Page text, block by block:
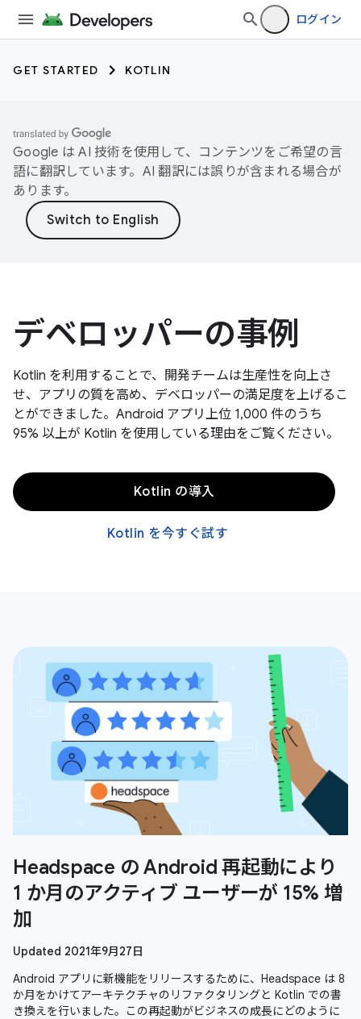
ログイン
GET STARTED KOTLIN
Google は AI 技術を使用して、コンテンツをご希望の言
語に翻訳しています。AI 翻訳には誤りが含まれる場合が
あります。
デベロッパーの事例
Kotlin を利用することで、開発チームは生産性を向上さ
せ、アプリの質を高め、デベロッパーの満足度を上げるこ
とができました。Android アプリ上位 1,000 件のうち
95% 以上が Kotlin を使用している理由をご覧ください。
Kotlin の導入
Kotlin を今すぐ試す
Headspace の Android 再起動により
1 か月のアクティブ ユーザーが 15% 増
加
Updated 2021年9月27日
Android アプリに新機能をリリースするために、Headspace は 8
か月をかけてアーキテクチャのリファクタリングと Kotlin での書
き換えを行いました。この再起動がビジネスの成長にどのように